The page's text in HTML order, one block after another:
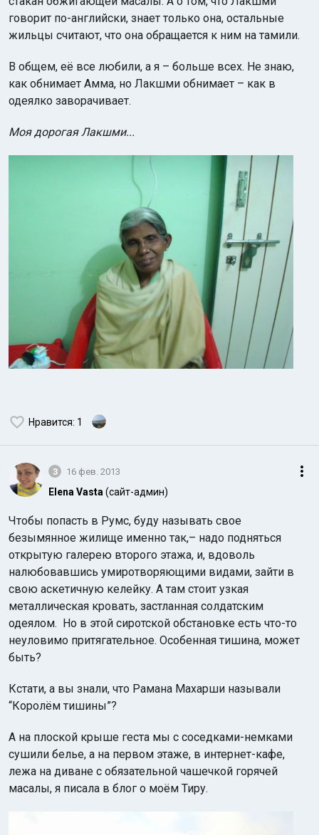
говорит по-английски, знает только она, остальные
жильцы считают, что она обращается к ним на тамили.
В общем, её все любили, а я – больше всех. Не знаю,
как обнимает Амма, но Лакшми обнимает – как в
одеялко заворачивает.
Моя дорогая Лакшми...
Нравится: 1
3 16 фев. 2013
Elena Vasta (сайт-админ)
Чтобы попасть в Румс, буду называть свое
безымянное жилище именно так,– надо подняться
открытую галерею второго этажа, и, вдоволь
налюбовавшись умиротворяющими видами, зайти в
свою аскетичную келейку. А там стоит узкая
металлическая кровать, застланная солдатским
одеялом. Но в этой сиротской обстановке есть что-то
неуловимо притягательное. Особенная тишина, может
быть?
Кстати, а вы знали, что Рамана Махарши называли
“Королём тишины”?
А на плоской крыше геста мы с соседками-немками
сушили белье, а на первом этаже, в интернет-кафе,
лежа на диване с обязательной чашечкой горячей
масалы, я писала в блог о моём Тиру.